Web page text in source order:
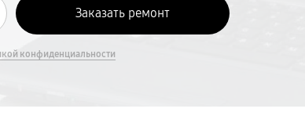
конфиденциальности